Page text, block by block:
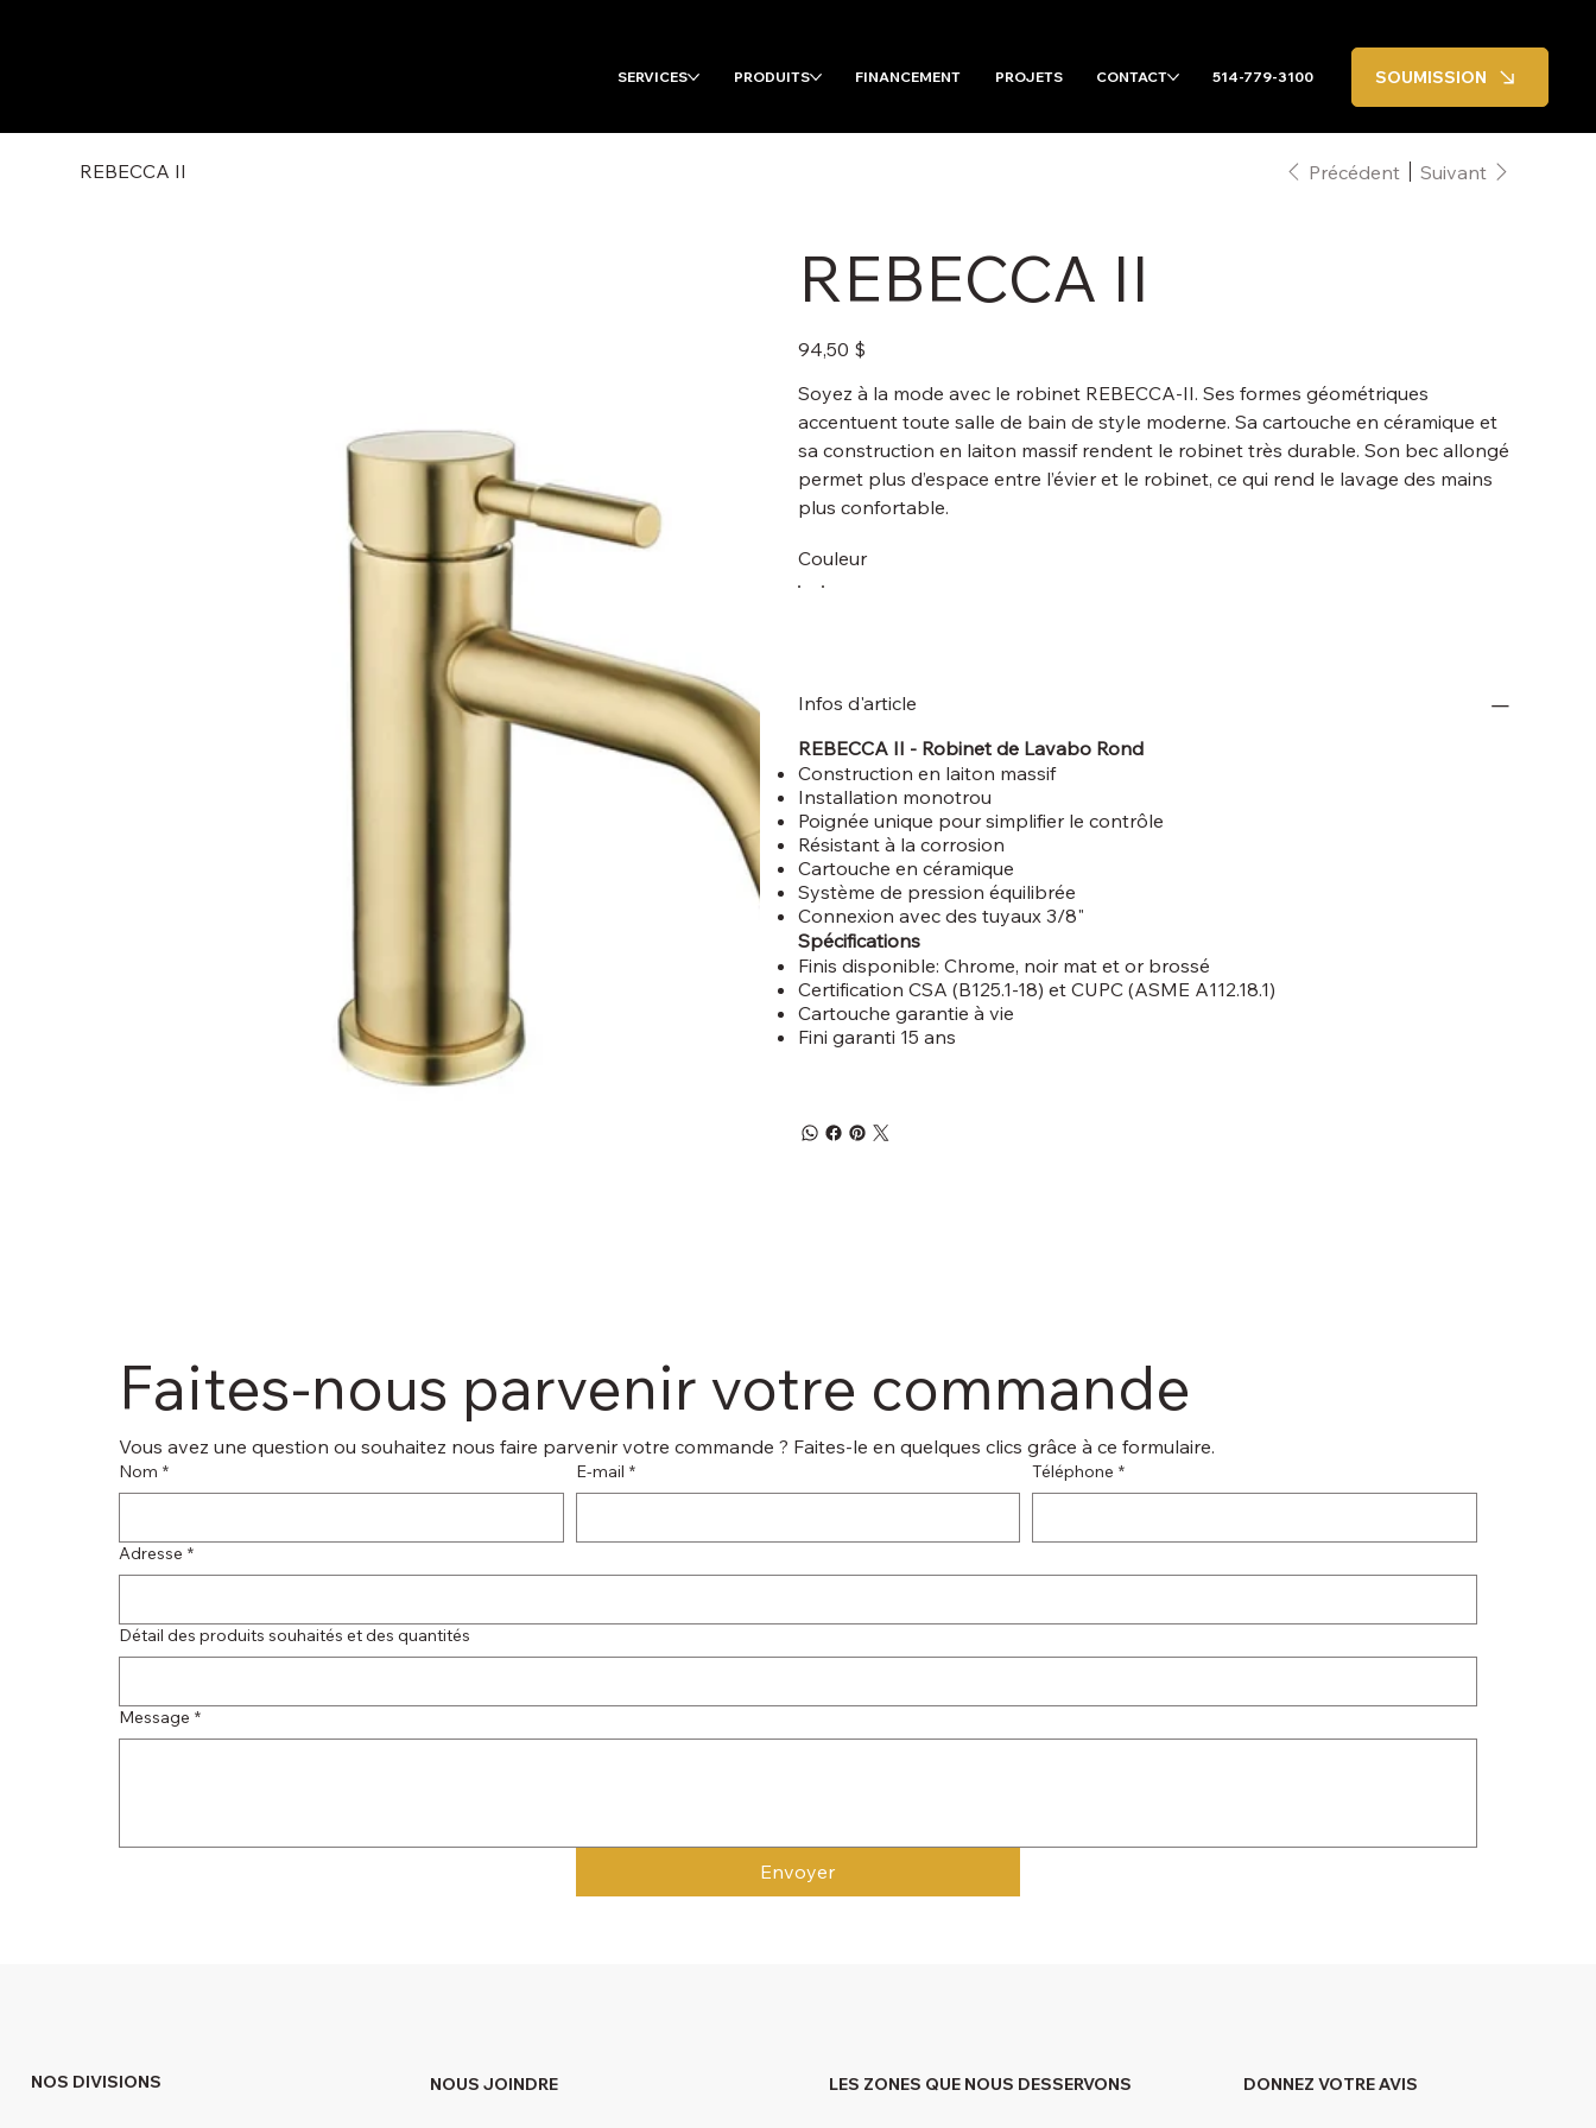
SERVICES PRODUITS FINANCEMENT PROJETS CONTACT 514-779-3100 SOUMISSION
REBECCA II Précédent Suivant
REBECCA II
Prix
94,50 $
Soyez à la mode avec le robinet REBECCA-II. Ses formes géométriques
accentuent toute salle de bain de style moderne. Sa cartouche en céramique et
sa construction en laiton massif rendent le robinet très durable. Son bec allongé
permet plus d’espace entre l’évier et le robinet, ce qui rend le lavage des mains
plus confortable.
Couleur
Infos d'article
REBECCA II - Robinet de Lavabo Rond
Construction en laiton massif
Installation monotrou
Poignée unique pour simplifier le contrôle
Résistant à la corrosion
Cartouche en céramique
Système de pression équilibrée
Connexion avec des tuyaux 3/8"
Spécifications
Finis disponible: Chrome, noir mat et or brossé
Certification CSA (B125.1-18) et CUPC (ASME A112.18.1)
Cartouche garantie à vie
Fini garanti 15 ans
Faites-nous parvenir votre commande
Vous avez une question ou souhaitez nous faire parvenir votre commande ? Faites-le en quelques clics grâce à ce formulaire.
Nom * E‑mail * Téléphone *
Adresse *
Détail des produits souhaités et des quantités
Message *
Envoyer
NOS DIVISIONS NOUS JOINDRE LES ZONES QUE NOUS DESSERVONS DONNEZ VOTRE AVIS